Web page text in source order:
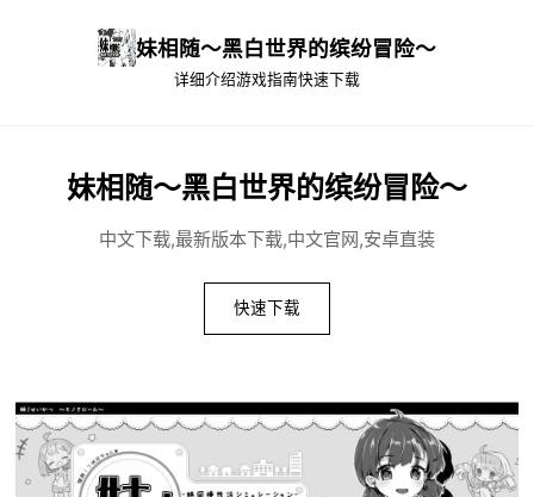
妹相随～黑白世界的缤纷冒险～
详细介绍游戏指南快速下载
妹相随～黑白世界的缤纷冒险～
中文下载,最新版本下载,中文官网,安卓直装
快速下载